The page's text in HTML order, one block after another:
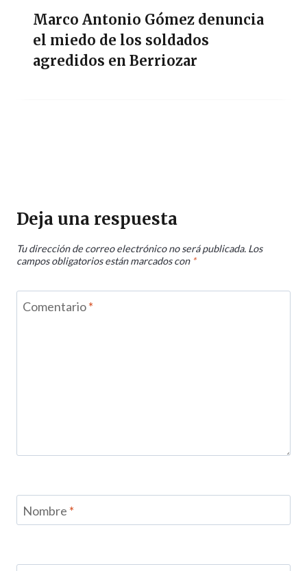
Marco Antonio Gómez denuncia
el miedo de los soldados
agredidos en Berriozar
Deja una respuesta
Tu dirección de correo electrónico no será publicada. Los
campos obligatorios están marcados con *
Comentario*
Nombre *